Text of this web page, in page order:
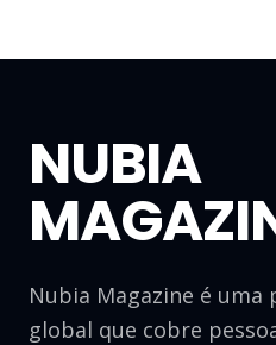
NUBIA
Nubia Magazine é
global que cobre